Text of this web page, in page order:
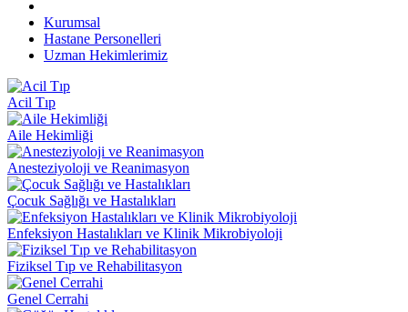
Kurumsal
Hastane Personelleri
Uzman Hekimlerimiz
Acil Tıp
Aile Hekimliği
Anesteziyoloji ve Reanimasyon
Çocuk Sağlığı ve Hastalıkları
Enfeksiyon Hastalıkları ve Klinik Mikrobiyoloji
Fiziksel Tıp ve Rehabilitasyon
Genel Cerrahi